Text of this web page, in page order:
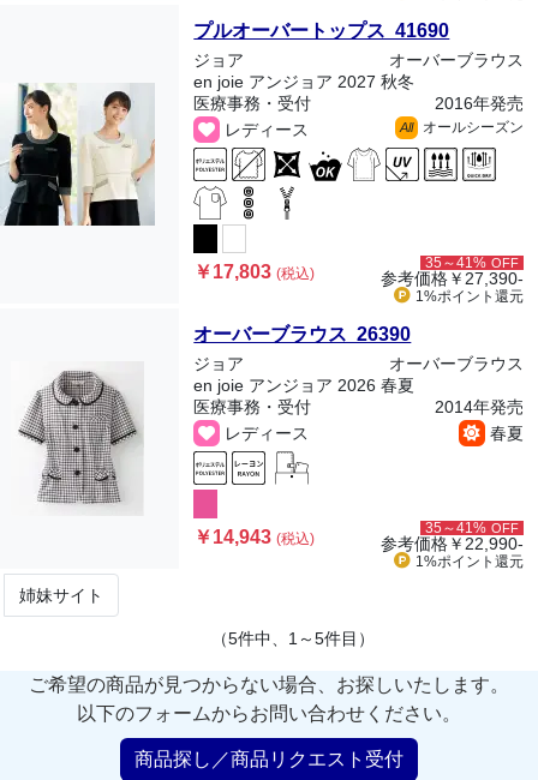
プルオーバートップス 41690
ジョア
オーバーブラウス
en joie アンジョア 2027 秋冬
医療事務・受付
2016年発売
レディース
All オールシーズン
￥17,803(税込)
35～41% OFF
参考価格￥27,390-
1%ポイント 還元
オーバーブラウス 26390
ジョア
オーバーブラウス
en joie アンジョア 2026 春夏
医療事務・受付
2014年発売
レディース
春夏
￥14,943(税込)
35～41% OFF
参考価格￥22,990-
1%ポイント 還元
姉妹サイト
（5件中、1～5件目）
ご希望の商品が見つからない場合、お探しいたします。
以下のフォームからお問い合わせください。
商品探し／商品リクエスト受付